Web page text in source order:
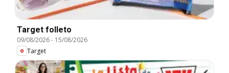
Target folleto
09/08/2026- 15/08/2026
Target